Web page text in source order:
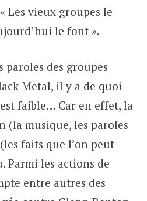
Les vieux groupes le
le font ».
des groupes
Metal, il y a de quoi
faible… Car en effet, la
musique, les paroles
faits que l’on peut
Parmi les actions de
entre autres des